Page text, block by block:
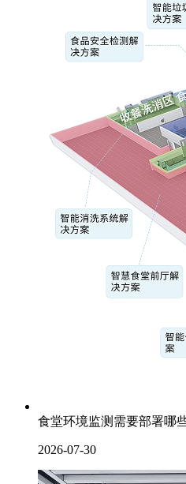
食堂环境监测需要部署哪
2026-07-30